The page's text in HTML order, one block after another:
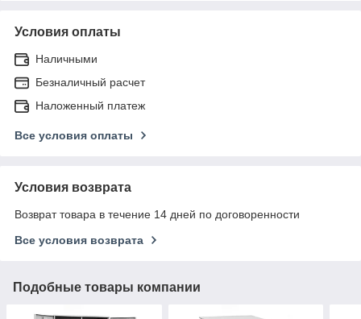
Условия оплаты
Наличными
Безналичный расчет
Наложенный платеж
Все условия оплаты
Условия возврата
Возврат товара в течение 14 дней по договоренности
Все условия возврата
Подобные товары компании